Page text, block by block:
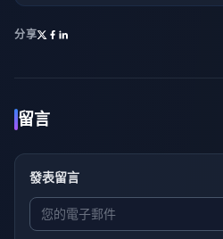
分享
留言
發表留言